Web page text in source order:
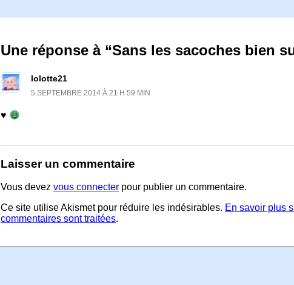
Une réponse à “Sans les sacoches bien
lolotte21
5 SEPTEMBRE 2014 À 21 H 59 MIN
♥
Laisser un commentaire
Vous devez vous connecter pour publier un commentaire.
Ce site utilise Akismet pour réduire les indésirables. En savoir plus
commentaires sont traitées.